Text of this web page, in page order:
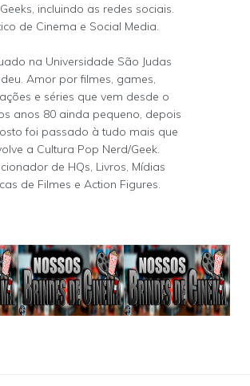
incluindo as redes sociais.
de Cinema e Social Media.
na Universidade São Judas
Amor por filmes, games,
e séries que vem desde o
anos 80 ainda pequeno, depois
foi passado à tudo mais que
a Cultura Pop Nerd/Geek.
de HQs, Livros, Mídias
de Filmes e Action Figures.